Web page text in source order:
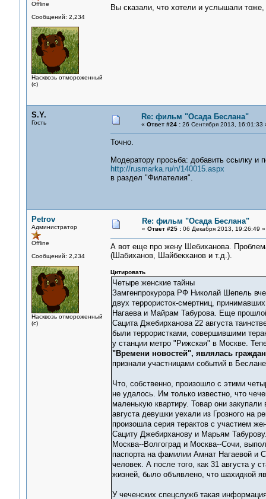
Offline
Сообщений: 2,234
Насквозь отмороженный
(с)
Вы сказали, что хотели и услышали
S.Y.
Гость
Re: фильм "Осада Беслана"
« Ответ #24 :26 Сентября 2013, 16:01:33
Точно.
Модератору просьба: добавить ссылку и
http://rusmarka.ru/n/140015.aspx
в раздел "Филателия".
Petrov
Администратор
Offline
Сообщений: 2,234
Насквозь отмороженный
(с)
Re: фильм "Осада Беслана"
« Ответ #25 :06 Декабря 2013, 19:26:49 »
А вот еще про жену Шебиханова.
(Шабиханов, Шайбекханов и т.д.).
Цитировать
Четыре женские тайны
Замгенпрокурора РФ Николай Шепель
двух террористок-смертниц,
Нагаева и Майрам Табурова. Еще
Сацита Джебирханова 22 августа
были террористками, совершившими
у станции метро "Рижская" в Москве.
"Времени новостей", являлась
признали участницами событий в
Что, собственно, произошло с этими
не удалось. Им только известно, что
маленькую квартиру. Товар они
августа девушки уехали из Грозного на
произошла серия терактов с участием
Сациту Джебирханову и Марьям
Москва--Волгоград и Москва--Сочи,
паспорта на фамилии Амнат Нагаевой и
человек. А после того, как 31 августа у
жизней, было объявлено, что шахидкой
У чеченских спецслужб такая